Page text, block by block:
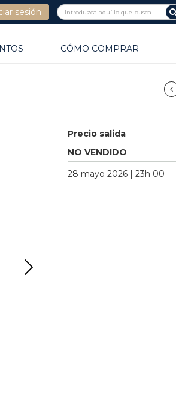
sesión
CÓMO COMPRAR
Precio salida
NO VENDIDO
28 mayo 2026 | 23h 00